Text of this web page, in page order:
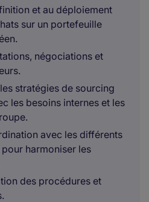
et au déploiement
sur un portefeuille
négociations et
stratégies de sourcing
les besoins internes et les
avec les différents
harmoniser les
des procédures et